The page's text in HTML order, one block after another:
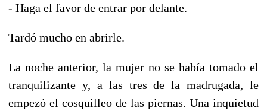
- Haga el favor de entrar por delante.
Tardó mucho en abrirle.
La noche anterior, la mujer no se había tomado el
tranquilizante y, a las tres de la madrugada, le
empezó el cosquilleo de las piernas. Una inquietud